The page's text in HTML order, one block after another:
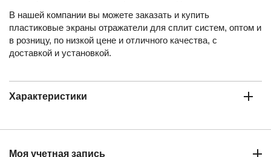
В нашей компании вы можете заказать и купить
пластиковые экраны отражатели для сплит систем, оптом и
в розницу, по низкой цене и отличного качества, с
доставкой и установкой.
Характеристики
Моя учетная запись